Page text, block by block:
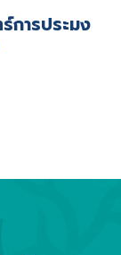
การประมง